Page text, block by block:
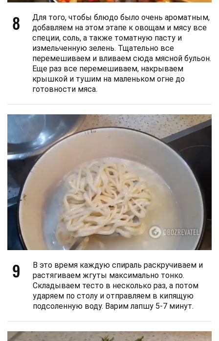
8
Для того, чтобы блюдо было очень ароматным,
добавляем на этом этапе к овощам и мясу все
специи, соль, а также томатную пасту и
измельченную зелень. Тщательно все
перемешиваем и вливаем сюда мясной бульон.
Еще раз все перемешиваем, накрываем
крышкой и тушим на маленьком огне до
готовности мяса.
9
В это время каждую спираль раскручиваем и
растягиваем жгуты максимально тонко.
Складываем тесто в несколько раз, а потом
ударяем по столу и отправляем в кипящую
подсоленную воду. Варим лапшу 5-7 минут.